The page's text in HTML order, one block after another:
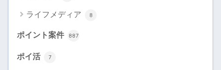
ライフメディア 8
ポイント案件 887
ポイ活 7